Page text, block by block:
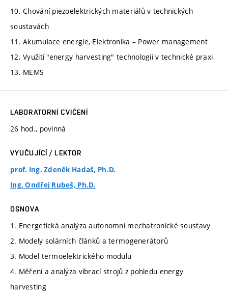
10. Chování piezoelektrických materiálů v technických
soustavách
11. Akumulace energie, Elektronika – Power management
12. Využití "energy harvesting" technologií v technické praxi
13. MEMS
LABORATORNÍ CVIČENÍ
26 hod., povinná
VYUČUJÍCÍ / LEKTOR
prof. Ing. Zdeněk Hadaš, Ph.D.
Ing. Ondřej Rubeš, Ph.D.
OSNOVA
1. Energetická analýza autonomní mechatronické soustavy
2. Modely solárních článků a termogenerátorů
3. Model termoelektrického modulu
4. Měření a analýza vibrací strojů z pohledu energy
harvesting